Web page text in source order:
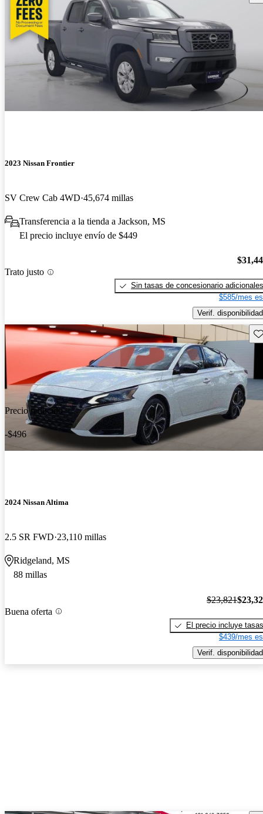
2023 Nissan Frontier
SV Crew Cab 4WD 45,674 millas
Transferencia a la tienda a Jackson, MS
El precio incluye envío de $449
Trato justo
Sin tasas de concesionario adicionales
$585/mes
Verif. disponibilidad
Precio reducido
-$496
2024 Nissan Altima
2.5 SR FWD 23,110 millas
Ridgeland, MS
88 millas
Buena oferta
$23,821
El precio incluye tasas
$439/mes
Verif. disponibilidad